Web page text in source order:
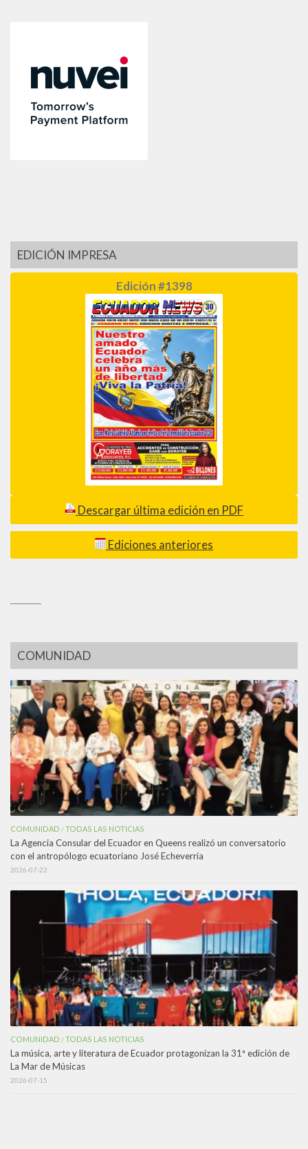
EDICIÓN IMPRESA
Edición #1398
Descargar última edición en PDF
Ediciones anteriores
COMUNIDAD
COMUNIDAD /TODAS LAS NOTICIAS
La Agencia Consular del Ecuador en Queens realizó un conversatorio
con el antropólogo ecuatoriano José Echeverría
2026-07-22
COMUNIDAD /TODAS LAS NOTICIAS
La música, arte y literatura de Ecuador protagonizan la 31ª edición de
La Mar de Músicas
2026-07-15